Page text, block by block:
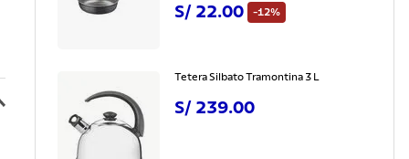
S/ 22.00 -12%
Tetera Silbato Tramontina 3 L
S/ 239.00